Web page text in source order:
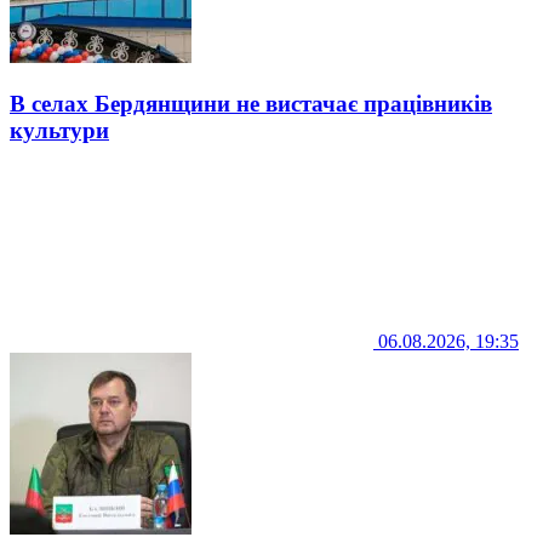
В селах Бердянщини не вистачає працівників
культури
06.08.2026, 19:35